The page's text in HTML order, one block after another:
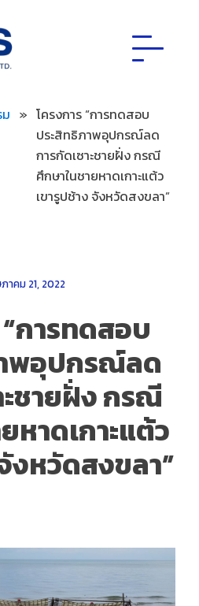
» โครงการ “การทดสอบ
ประสิทธิภาพอุปกรณ์ลด
การกัดเซาะชายฝั่ง กรณี
ศึกษาในชายหาดเกาะแต้ว
เขารูปช้าง จังหวัดสงขลา”
าคม 21, 2022
การทดสอบ
พอุปกรณ์ลด
ะชายฝั่ง กรณี
หาดเกาะแต้ว
งหวัดสงขลา”